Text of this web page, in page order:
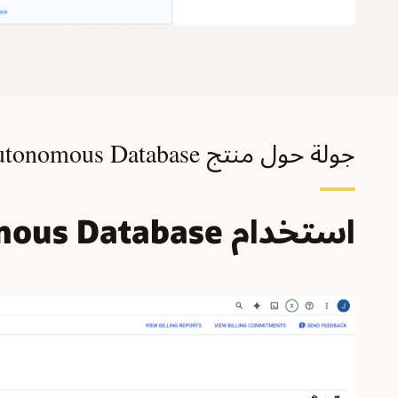
جولة حول منتج Autonomous Database
استخدام Oracle Autonomous Database في Google Cloud